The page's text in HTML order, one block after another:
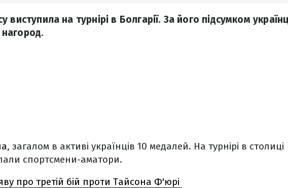
виступила на турнірі в Болгарії. За його підсумком
, загалом в активі українців 10 медалей. На турнірі в столиці
спортсмени-аматори.
про третій бій проти Тайсона Ф'юрі